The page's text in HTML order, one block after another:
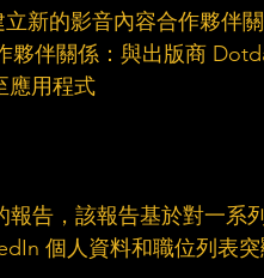
新的影音內容合作夥伴關
夥伴關係：與出版商
應用程式
告，該報告基於對一系
個人資料和職位列表